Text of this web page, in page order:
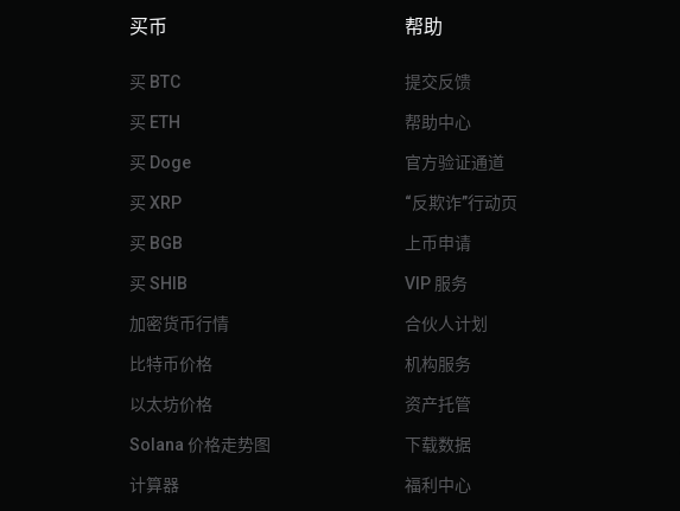
买币
买 BTC
买 ETH
买 Doge
买 XRP
买 BGB
买 SHIB
加密货币行情
比特币价格
以太坊价格
Solana 价格走势图
计算器
帮助
提交反馈
帮助中心
官方验证通道
“反欺诈”行动页
上币申请
VIP 服务
合伙人计划
机构服务
资产托管
下载数据
福利中心